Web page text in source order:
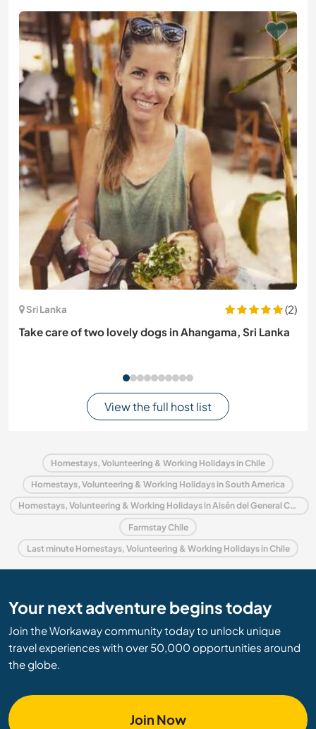
Sri Lanka
(2)
Take care of two lovely dogs in Ahangama, Sri Lanka
View the full host list
Homestays, Volunteering & Working Holidays in Chile
Homestays, Volunteering & Working Holidays in South America
Homestays, Volunteering & Working Holidays in Aisén del General Carlos Ibáñez del Campo
Farmstay Chile
Last minute Homestays, Volunteering & Working Holidays in Chile
Your next adventure begins today
Join the Workaway community today to unlock unique
travel experiences with over 50,000 opportunities around
the globe.
Join Now